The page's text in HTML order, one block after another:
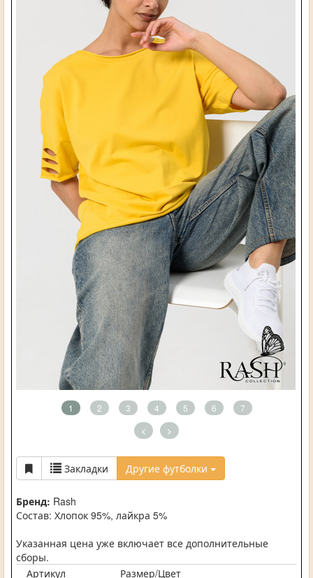
1 2 3 4 5 6 7
< >
Закладки Другие футболки
Бренд: Rash
Состав: Хлопок 95%, лайкра 5%
Указанная цена уже включает все дополнительные
сборы.
Артикул
Размер/Цвет